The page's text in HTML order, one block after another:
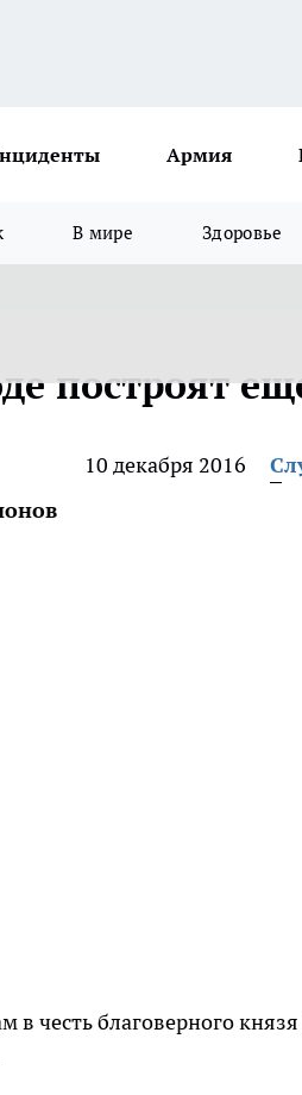
Армия
В мире Здоровье
построят
10 декабря 2016
в честь благоверного